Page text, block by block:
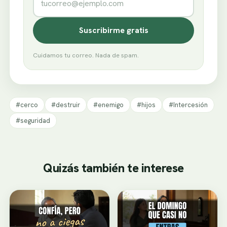
Suscribirme gratis
Cuidamos tu correo. Nada de spam.
#cerco #destruir #enemigo #hijos
#Intercesión
#seguridad
Quizás también te interese